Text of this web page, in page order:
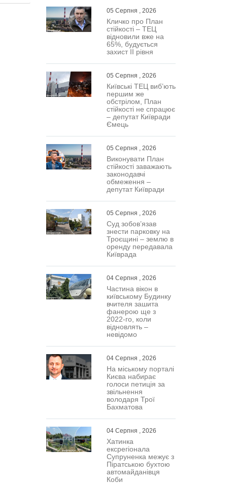
05 Серпня , 2026
Кличко про План
стійкості – ТЕЦ
відновили вже на
65%, будується
захист ІІ рівня
05 Серпня , 2026
Київські ТЕЦ виб’ють
першим же
обстрілом, План
стійкості не спрацює
– депутат Київради
Ємець
05 Серпня , 2026
Виконувати План
стійкості заважають
законодавчі
обмеження –
депутат Київради
05 Серпня , 2026
Суд зобов’язав
знести парковку на
Троєщині – землю в
оренду передавала
Київрада
04 Серпня , 2026
Частина вікон в
київському Будинку
вчителя зашита
фанерою ще з
2022-го, коли
відновлять –
невідомо
04 Серпня , 2026
На міському порталі
Києва набирає
голоси петиція за
звільнення
володаря Трої
Бахматова
04 Серпня , 2026
Хатинка
ексрегіонала
Супруненка межує з
Піратською бухтою
автомайданівця
Коби